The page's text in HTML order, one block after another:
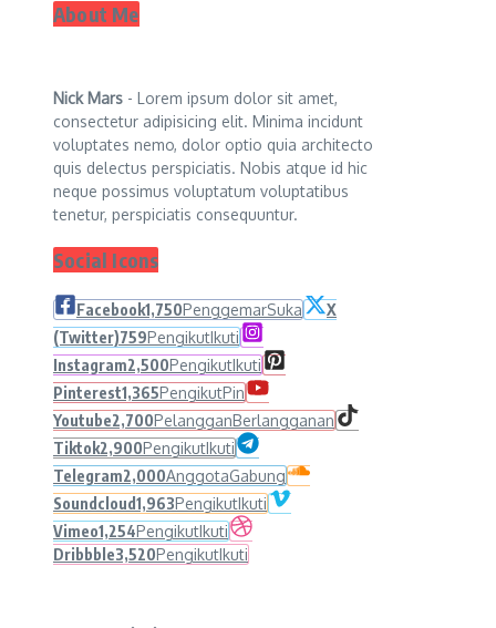
About Me
Nick Mars - Lorem ipsum dolor sit amet,
consectetur adipisicing elit. Minima incidunt
voluptates nemo, dolor optio quia architecto
quis delectus perspiciatis. Nobis atque id hic
neque possimus voluptatum voluptatibus
tenetur, perspiciatis consequuntur.
Social Icons
Facebook1,750PenggemarSuka
X
(Twitter)759PengikutIkuti
Instagram2,500PengikutIkuti
Pinterest1,365PengikutPin
Youtube2,700PelangganBerlangganan
Tiktok2,900PengikutIkuti
Telegram2,000AnggotaGabung
Soundcloud1,963PengikutIkuti
Vimeo1,254PengikutIkuti
Dribbble3,520PengikutIkuti